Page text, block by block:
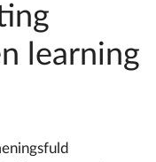
learning